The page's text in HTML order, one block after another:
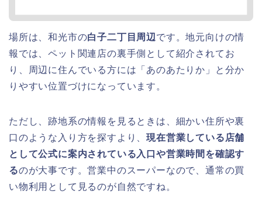
場所は、和光市の白子二丁目周辺です。地元向けの情
報では、ペット関連店の裏手側として紹介されてお
り、周辺に住んでいる方には「あのあたりか」と分か
りやすい位置づけになっています。
ただし、跡地系の情報を見るときは、細かい住所や裏
口のような入り方を探すより、現在営業している店舗
として公式に案内されている入口や営業時間を確認す
るのが大事です。営業中のスーパーなので、通常の買
い物利用として見るのが自然ですね。